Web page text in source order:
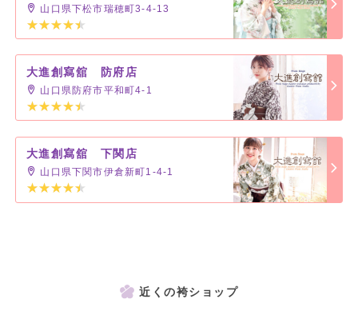
山口県下松市瑞穂町3-4-13
大進創寫舘 防府店
山口県防府市平和町4-1
大進創寫舘 下関店
山口県下関市伊倉新町1-4-1
近くの袴ショップ